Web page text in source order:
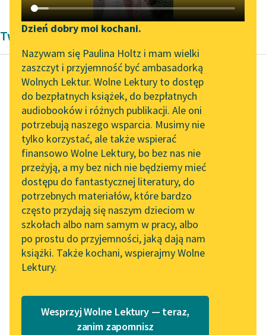
Katalog DAISY
Podkasty o książkach
Zgłoś brak utworu
Aktualności
Zapraszamy na spotkanie
online z tłumaczkami
literatury skandynawskiej
Spotkanie z Katarzyną
Tunkiel w Oslo
Wolne Lektury na 32.
Pol’and’Rock Festivalu
„Kochanek Lady
Chatterley” do słuchania
na Wolnych Lekturach
Nowy audiobook –
„Marzenie o Oriencie”
Narzędzia
Mapa Wolnych Lektur
Leśmianator
Przewodnik dla piszących i
czytających
API
OAI-PMH
Widget Wolnych Lektur
Przypisy
Katalog w formacie PDF
Dzień dobry moi kochani.
Nazywam się Paulina Holtz i mam wielki
zaszczyt i przyjemność być ambasadorką
Wolnych Lektur. Wolne Lektury to dostęp
do bezpłatnych książek, do bezpłatnych
audiobooków i różnych publikacji. Ale oni
potrzebują naszego wsparcia. Musimy nie
tylko korzystać, ale także wspierać
finansowo Wolne Lektury, bo bez nas nie
przeżyją, a my bez nich nie będziemy mieć
dostępu do fantastycznej literatury, do
potrzebnych materiałów, które bardzo
często przydają się naszym dzieciom w
szkołach albo nam samym w pracy, albo
po prostu do przyjemności, jaką dają nam
książki. Także kochani, wspierajmy Wolne
Lektury.
Wesprzyj Wolne Lektury — teraz,
zanim zapomnisz
Twórczość Jana Lemańskiego
Jan Lemański
Z «Nowenny»
Pod skobel zawrzeć
się? W trumnie?
Gdy rubel toczy się ku
mnie?
Dubelt się żyje...
Czytaj więcej
Motyw: Kobieta